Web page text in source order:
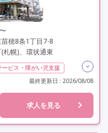
穂8条1丁目7-8
札幌)、環状通東
ビス・障がい児支援
日勤のみ
夜勤なし
し 常勤
非常勤
年間休日110日以上
勤可
最終更新日 : 2026/08/08
求人を見る